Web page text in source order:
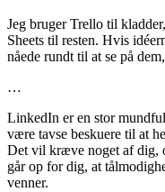
Jeg bruger Trello til
Sheets til resten. Hvis
nåede rundt til at se på
…
LinkedIn er en stor
være tavse beskuere til at
Det vil kræve noget af dig,
går op for dig, at
venner.